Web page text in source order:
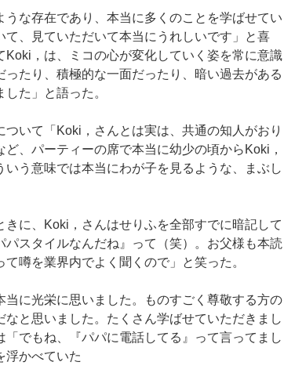
な存在であり、本当に多くのことを学ばせてい
、見ていただいて本当にうれしいです」と喜
，は、ミコの心が変化していく姿を常に意識
たり、積極的な一面だったり、暗い過去がある
た」と語った。
いて「Koki，さんとは実は、共通の知人がおり
、パーティーの席で本当に幼少の頃からKoki，
う意味では本当にわが子を見るような、まぶし
に、Koki，さんはせりふを全部すでに暗記して
スタイルなんだね』って（笑）。お父様も本読
噂を業界内でよく聞くので」と笑った。
に光栄に思いました。ものすごく尊敬する方の
と思いました。たくさん学ばせていただきまし
でもね、『パパに電話してる』って言ってまし
浮かべていた